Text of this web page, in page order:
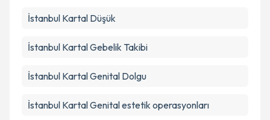
İstanbul Kartal Düşük
İstanbul Kartal Gebelik Takibi
İstanbul Kartal Genital Dolgu
İstanbul Kartal Genital estetik operasyonları